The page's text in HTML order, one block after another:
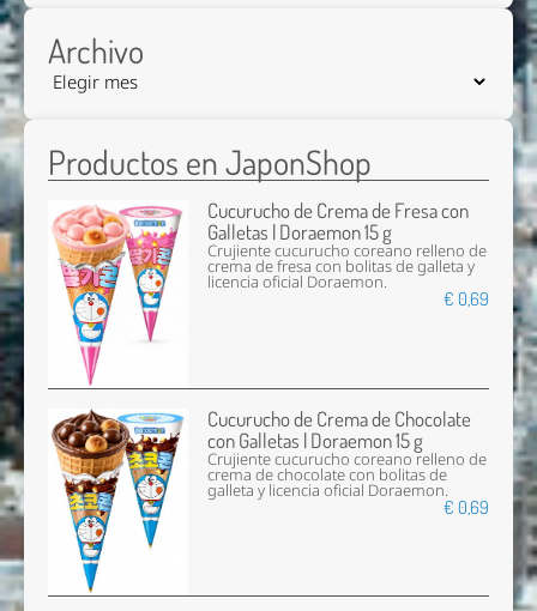
Archivo
Productos en JaponShop
Cucurucho de Crema de Fresa con
Galletas | Doraemon 15 g
Crujiente cucurucho coreano relleno de
crema de fresa con bolitas de galleta y
licencia oficial Doraemon.
€ 0,69
Cucurucho de Crema de Chocolate
con Galletas | Doraemon 15 g
Crujiente cucurucho coreano relleno de
crema de chocolate con bolitas de
galleta y licencia oficial Doraemon.
€ 0,69